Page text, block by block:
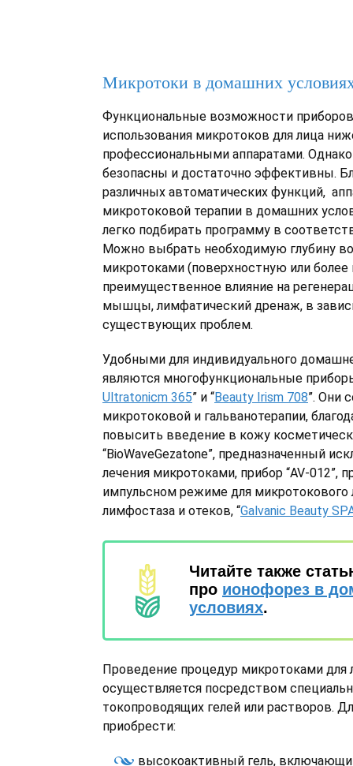
Микротоки в домашних
Функциональные возможности
использования микротоков для лица
профессиональными аппаратами.
безопасны и достаточно эффективны.
различных автоматических функций,
микротоковой терапии в домашних
легко подбирать программу в
Можно выбрать необходимую глубину
микротоками (поверхностную или более
преимущественное влияние на
мышцы, лимфатический дренаж, в
существующих проблем.
Удобными для индивидуального
являются многофункциональные
Ultratonicm 365” и “Beauty Irism 708”. Они
микротоковой и гальванотерапии,
повысить введение в кожу
“BioWaveGezatone”, предназначенный
лечения микротоками, прибор “AV-012”,
импульсном режиме для микротокового
лимфостаза и отеков, “Galvanic Beauty
Читайте также
про ионофорез в
условиях.
Проведение процедур микротоками для
осуществляется посредством
токопроводящих гелей или растворов.
приобрести:
высокоактивный гель,